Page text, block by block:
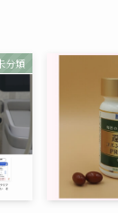
分類